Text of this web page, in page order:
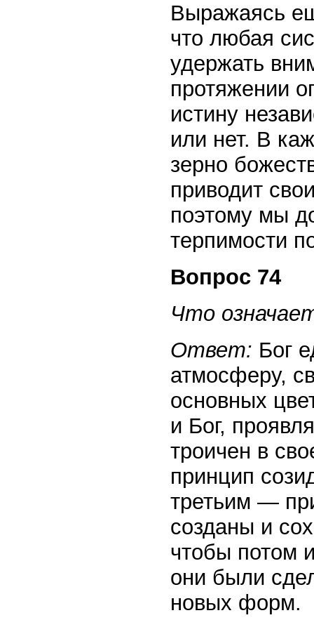
Выражаясь
что любая
удержать
протяжении
истину
или нет. В
зерно
приводит
поэтому мы
терпимости
Вопрос 74
Что
Ответ: Бог
атмосферу,
основных
и Бог,
троичен в
принцип
третьим —
созданы и
чтобы потом
они были
новых форм.